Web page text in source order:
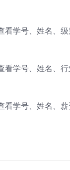
学号、姓名、
学号、姓名、
学号、姓名、